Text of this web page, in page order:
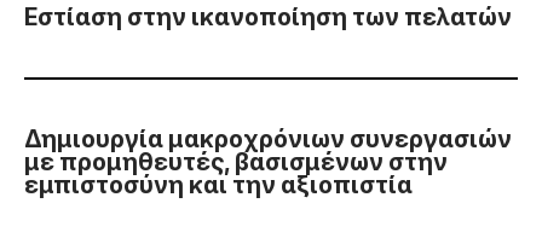
Εστίαση στην ικανοποίηση των πελατών
Δημιουργία μακροχρόνιων συνεργασιών
με προμηθευτές, βασισμένων στην
εμπιστοσύνη και την αξιοπιστία